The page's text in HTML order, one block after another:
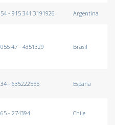
54 - 915 341 3191926 Argentina
055 47 - 4351329 Brasil
34 - 635222555 España
65 - 274394 Chile